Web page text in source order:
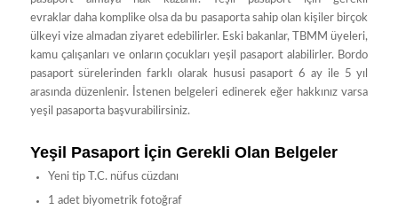
evraklar daha komplike olsa da bu pasaporta sahip olan kişiler birçok
ülkeyi vize almadan ziyaret edebilirler. Eski bakanlar, TBMM üyeleri,
kamu çalışanları ve onların çocukları yeşil pasaport alabilirler. Bordo
pasaport sürelerinden farklı olarak hususi pasaport 6 ay ile 5 yıl
arasında düzenlenir. İstenen belgeleri edinerek eğer hakkınız varsa
yeşil pasaporta başvurabilirsiniz.
Yeşil Pasaport İçin Gerekli Olan Belgeler
Yeni tip T.C. nüfus cüzdanı
1 adet biyometrik fotoğraf